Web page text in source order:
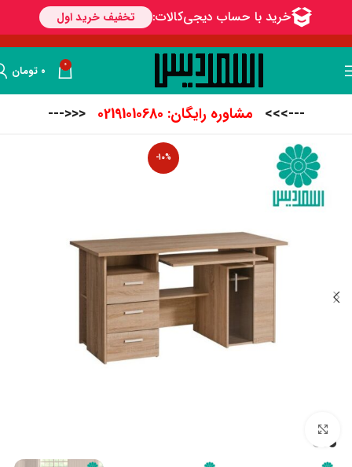
0 ۰ تومان
--->>> مشاوره رایگان: 02191010680 <<<---
-10%